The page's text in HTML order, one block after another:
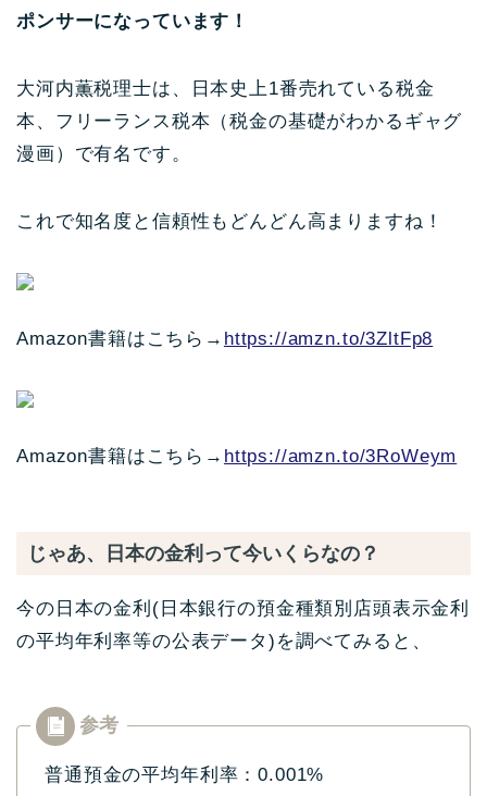
ポンサーになっています！
大河内薫税理士は、日本史上1番売れている税金
本、フリーランス税本（税金の基礎がわかるギャグ
漫画）で有名です。
これで知名度と信頼性もどんどん高まりますね！
Amazon書籍はこちら→ https://amzn.to/3ZltFp8
Amazon書籍はこちら→ https://amzn.to/3RoWeym
じゃあ、日本の金利って今いくらなの？
今の日本の金利(日本銀行の預金種類別店頭表示金利
の平均年利率等の公表データ)を調べてみると、
普通預金の平均年利率：0.001%